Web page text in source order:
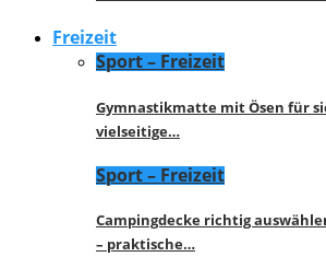
Freizeit
Sport – Freizeit
Gymnastikmatte mit Ösen für
vielseitige…
Sport – Freizeit
Campingdecke richtig
– praktische…